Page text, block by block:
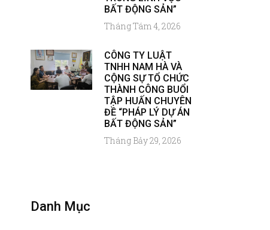
BẤT ĐỘNG SẢN”
Tháng Tám 4, 2026
CÔNG TY LUẬT
TNHH NAM HÀ VÀ
CỘNG SỰ TỔ CHỨC
THÀNH CÔNG BUỔI
TẬP HUẤN CHUYÊN
ĐỀ “PHÁP LÝ DỰ ÁN
BẤT ĐỘNG SẢN”
Tháng Bảy 29, 2026
Danh Mục